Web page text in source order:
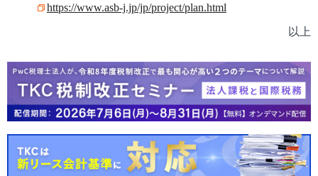
https://www.asb-j.jp/jp/project/plan.html
以上